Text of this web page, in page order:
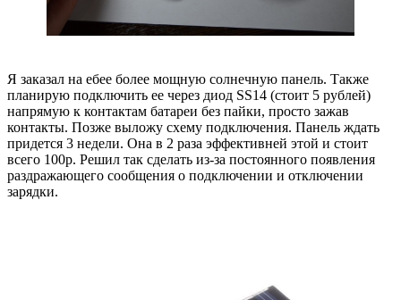
Я заказал на ебее более мощную солнечную панель. Также
планирую подключить ее через диод SS14 (стоит 5 рублей)
напрямую к контактам батареи без пайки, просто зажав
контакты. Позже выложу схему подключения. Панель ждать
придется 3 недели. Она в 2 раза эффективней этой и стоит
всего 100р. Решил так сделать из-за постоянного появления
раздражающего сообщения о подключении и отключении
зарядки.